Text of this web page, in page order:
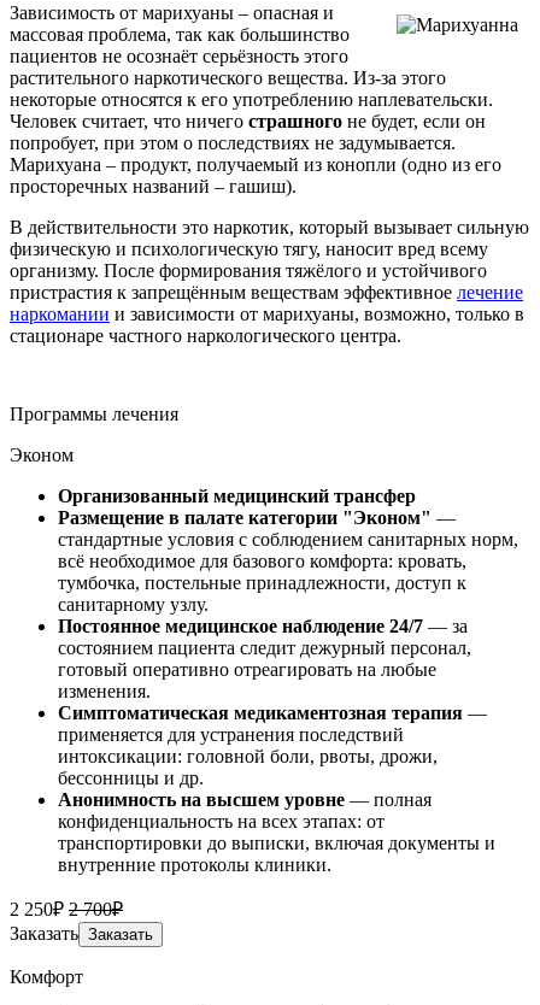
Зависимость от марихуаны – опасная и
массовая проблема, так как большинство
пациентов не осознаёт серьёзность этого
растительного наркотического вещества. Из-за этого
некоторые относятся к его употреблению наплевательски.
Человек считает, что ничего страшного не будет, если он
попробует, при этом о последствиях не задумывается.
Марихуана – продукт, получаемый из конопли (одно из его
просторечных названий – гашиш).
В действительности это наркотик, который вызывает сильную
физическую и психологическую тягу, наносит вред всему
организму. После формирования тяжёлого и устойчивого
пристрастия к запрещённым веществам эффективное лечение
наркомании и зависимости от марихуаны, возможно, только в
стационаре частного наркологического центра.
Программы лечения
Эконом
Организованный медицинский трансфер
Размещение в палате категории "Эконом" —
стандартные условия с соблюдением санитарных норм,
всё необходимое для базового комфорта: кровать,
тумбочка, постельные принадлежности, доступ к
санитарному узлу.
Постоянное медицинское наблюдение 24/7 — за
состоянием пациента следит дежурный персонал,
готовый оперативно отреагировать на любые
изменения.
Симптоматическая медикаментозная терапия —
применяется для устранения последствий
интоксикации: головной боли, рвоты, дрожи,
бессонницы и др.
Анонимность на высшем уровне — полная
конфиденциальность на всех этапах: от
транспортировки до выписки, включая документы и
внутренние протоколы клиники.
2 250₽ 2 700₽
Заказать Заказать
Комфорт